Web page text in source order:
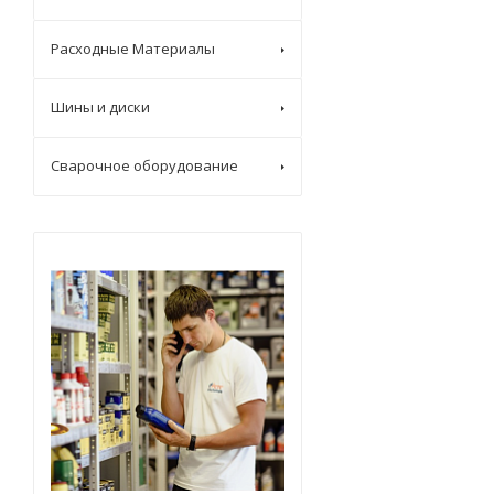
80W-140
80W-90
85W-90
90
SAE 140
SAE 30
SAE 50
SAE 80
SAE 80W
Расходные Материалы
Шины и диски
Сварочное оборудование